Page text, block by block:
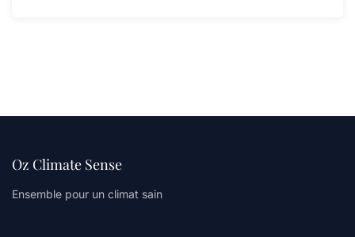
Oz Climate Sense
Ensemble pour un climat sain